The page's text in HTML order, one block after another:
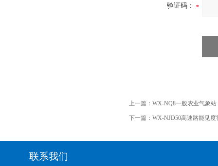
验证码：
上一篇： WX-NQ8一般农业气象站
下一篇： WX-NJD50高速路能见度
联系我们